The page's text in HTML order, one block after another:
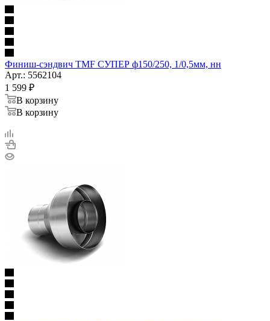
Финиш-сэндвич TMF СУПЕР ф150/250, 1/0,5мм, нн
Арт.: 5562104
1 599 ₽
В корзину
В корзину